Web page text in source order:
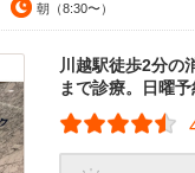
朝（8:30〜）
川越駅徒歩2分の
まで診療。日曜予